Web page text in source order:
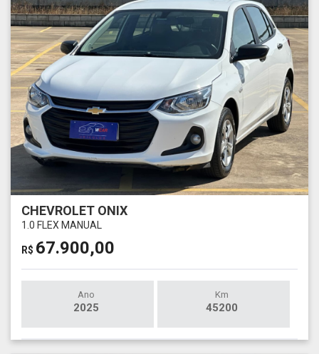
CHEVROLET ONIX
1.0 FLEX MANUAL
R$ 67.900,00
Ano
2025
Km
45200